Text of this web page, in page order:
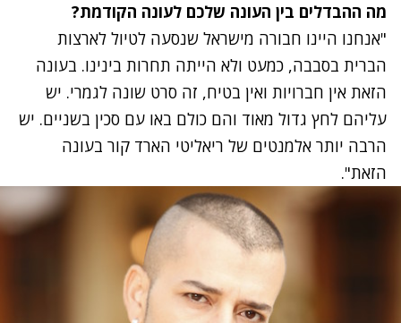
מה ההבדלים בין העונה שלכם לעונה הקודמת?
"אנחנו היינו חבורה מישראל שנסעה לטיול לארצות
הברית בסבבה, כמעט ולא הייתה תחרות בינינו. בעונה
הזאת אין חברויות ואין בטיח, זה סרט שונה לגמרי. יש
עליהם לחץ גדול מאוד והם כולם באו עם סכין בשניים. יש
הרבה יותר אלמנטים של ריאליטי הארד קור בעונה
הזאת".